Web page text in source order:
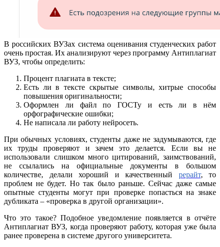
В российских ВУЗах система оценивания студенческих работ
очень простая. Их анализируют через программу Антиплагиат
ВУЗ, чтобы определить:
Процент плагиата в тексте;
Есть ли в тексте скрытые символы, хитрые способы
повышения оригинальности;
Оформлен ли файл по ГОСТу и есть ли в нём
орфографические ошибки;
Не написала ли работу нейросеть.
При обычных условиях, студенты даже не задумываются, где
их труды проверяют и зачем это делается. Если вы не
использовали слишком много цитирований, заимствований,
не ссылались на официальные документы в большом
количестве, делали хороший и качественный рерайт, то
проблем не будет. Но так было раньше. Сейчас даже самые
опытные студенты могут при проверке попасться на знаке
дубликата – «проверка в другой организации».
Что это такое? Подобное уведомление появляется в отчёте
Антиплагиат ВУЗ, когда проверяют работу, которая уже была
ранее проверена в системе другого университета.